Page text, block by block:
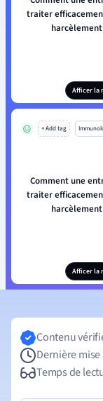
traiter
Afficer la
+ Add tag
Comment une
traiter
Afficer la
Contenu
Dernière
Temps de